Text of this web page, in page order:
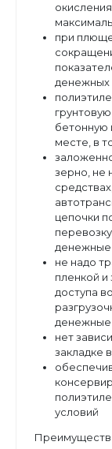
при
денежных
бетонную
месте, в
зерно, не
цепочки
денежные
не надо
пленкой и
доступа
денежные
нет
закладке
условий